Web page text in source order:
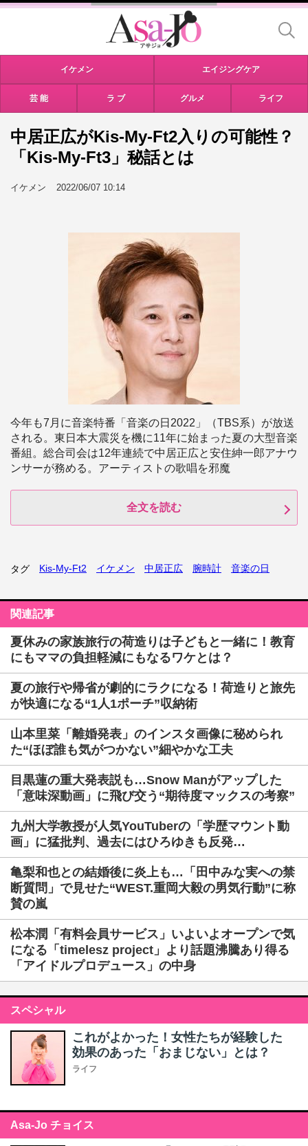
イケメン エイジングケア
芸 能 ラ ブ グルメ ライフ
中居正広がKis-My-Ft2入りの可能性？
「Kis-My-Ft3」秘話とは
イケメン 2022/06/07 10:14
今年も7月に音楽特番「音楽の日2022」（TBS系）が放送
される。東日本大震災を機に11年に始まった夏の大型音楽
番組。総合司会は12年連続で中居正広と安住紳一郎アナウ
ンサーが務める。アーティストの歌唱を邪魔
全文を読む
タグ Kis-My-Ft2 イケメン 中居正広 腕時計 音楽の日
関連記事
夏休みの家族旅行の荷造りは子どもと一緒に！教育
にもママの負担軽減にもなるワケとは？
夏の旅行や帰省が劇的にラクになる！荷造りと旅先
が快適になる“1人1ポーチ”収納術
山本里菜「離婚発表」のインスタ画像に秘められ
た“ほぼ誰も気がつかない”細やかな工夫
目黒蓮の重大発表説も…Snow Manがアップした
「意味深動画」に飛び交う“期待度マックスの考察”
九州大学教授が人気YouTuberの「学歴マウント動
画」に猛批判、過去にはひろゆきも反発…
亀梨和也との結婚後に炎上も…「田中みな実への禁
断質問」で見せた“WEST.重岡大毅の男気行動”に称
賛の嵐
松本潤「有料会員サービス」いよいよオープンで気
になる「timelesz project」より話題沸騰あり得る
「アイドルプロデュース」の中身
スペシャル
これがよかった！女性たちが経験した
効果のあった「おまじない」とは？
ライフ
Asa-Jo チョイス